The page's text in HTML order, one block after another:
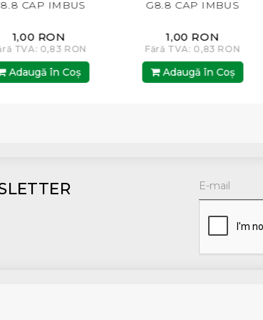
CAP IMBUS
1,00 RON
TVA: 0,83 RON
Adaugă în Coş
G8.8 CAP IMBUS
1,00 RON
Fără TVA: 0,83 RON
Adaugă în Coş